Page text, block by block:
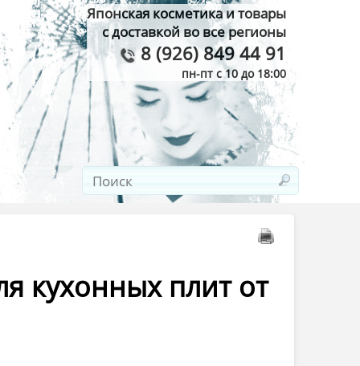
Японская косметика и товары
с доставкой во все регионы
8 (926) 849 44 91
пн-пт с 10 до 18:00
кухонных плит от